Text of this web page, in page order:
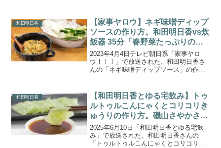
リカリに揚げたじゃことクレソンを合わ
せた栃尾油揚げ、黒酢...
和田明日香
【家事ヤロウ】ネギ味噌ディップ
ソースの作り方。和田明日香vs炊
飯器 35分「春野菜たっぷりの簡
単おかず」
2023年4月4日テレビ朝日系「家事ヤロ
ウ！！！」で放送された、和田明日香さ
んの「ネギ味噌ディップソース」の作り
器の早炊き機能でご飯が炊けるまでの35
分の間に絶品おか...
和田明日香
【和田明日香とゆる宅飲み】トゥ
ルトゥルこんにゃくとコリコリき
ゅうりの作り方。磯山さやかさん
おもてなしおつまみ
2025年6月10日「和田明日香とゆる宅飲
み」で放送された、和田明日香さんの
「トゥルトゥルこんにゃくとコリコリき